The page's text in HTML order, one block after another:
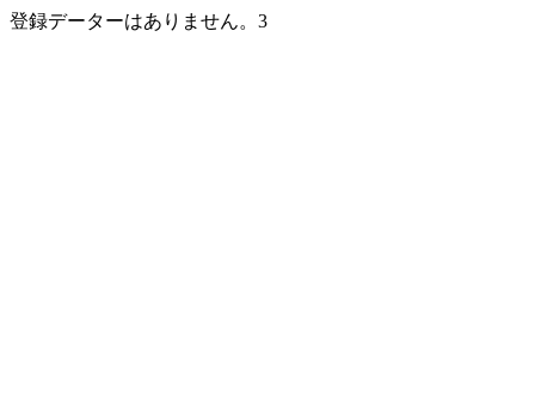
登録データーはありません。3